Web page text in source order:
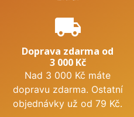
local_shipping
Doprava zdarma od
3 000 Kč
Nad 3 000 Kč máte
dopravu zdarma. Ostatní
objednávky už od 79 Kč.